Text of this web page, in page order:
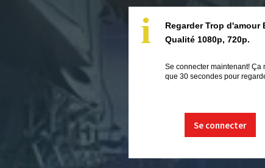
i
Regarder Trop d'amour
Qualité 1080p, 720p.
Se connecter maintenant! Ça
que 30 secondes pour
Se connecter